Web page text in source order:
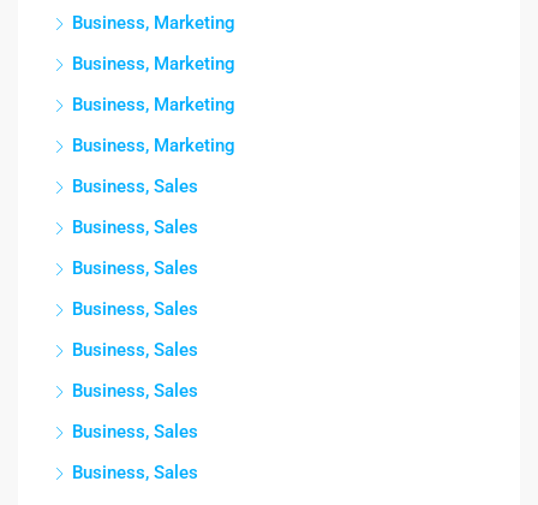
Business, Marketing
Business, Marketing
Business, Marketing
Business, Marketing
Business, Sales
Business, Sales
Business, Sales
Business, Sales
Business, Sales
Business, Sales
Business, Sales
Business, Sales